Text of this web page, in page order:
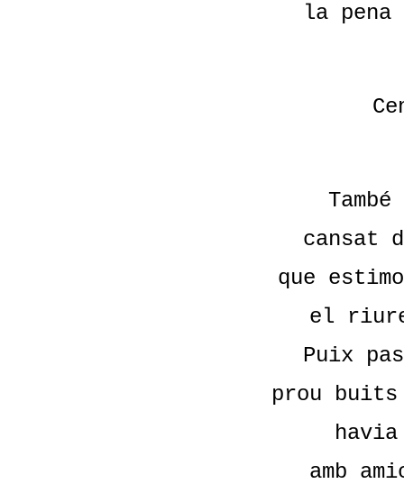
la
cansat
que
el
Puix
prou buits
amb